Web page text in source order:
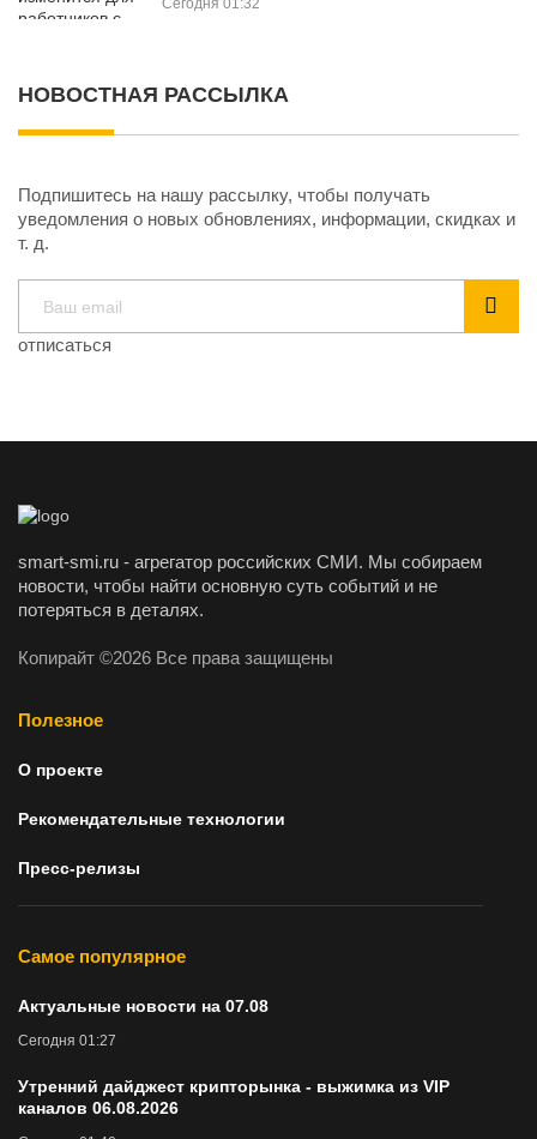
Сегодня 01:32
НОВОСТНАЯ РАССЫЛКА
Подпишитесь на нашу рассылку, чтобы получать
уведомления о новых обновлениях, информации, скидках и
т. д.
отписаться
smart-smi.ru - агрегатор российских СМИ. Мы собираем
новости, чтобы найти основную суть событий и не
потеряться в деталях.
Копирайт ©2026 Все права защищены
Полезное
О проекте
Рекомендательные технологии
Пресс-релизы
Самое популярное
Актуальные новости на 07.08
Сегодня 01:27
Утренний дайджест крипторынка - выжимка из VIP
каналов 06.08.2026